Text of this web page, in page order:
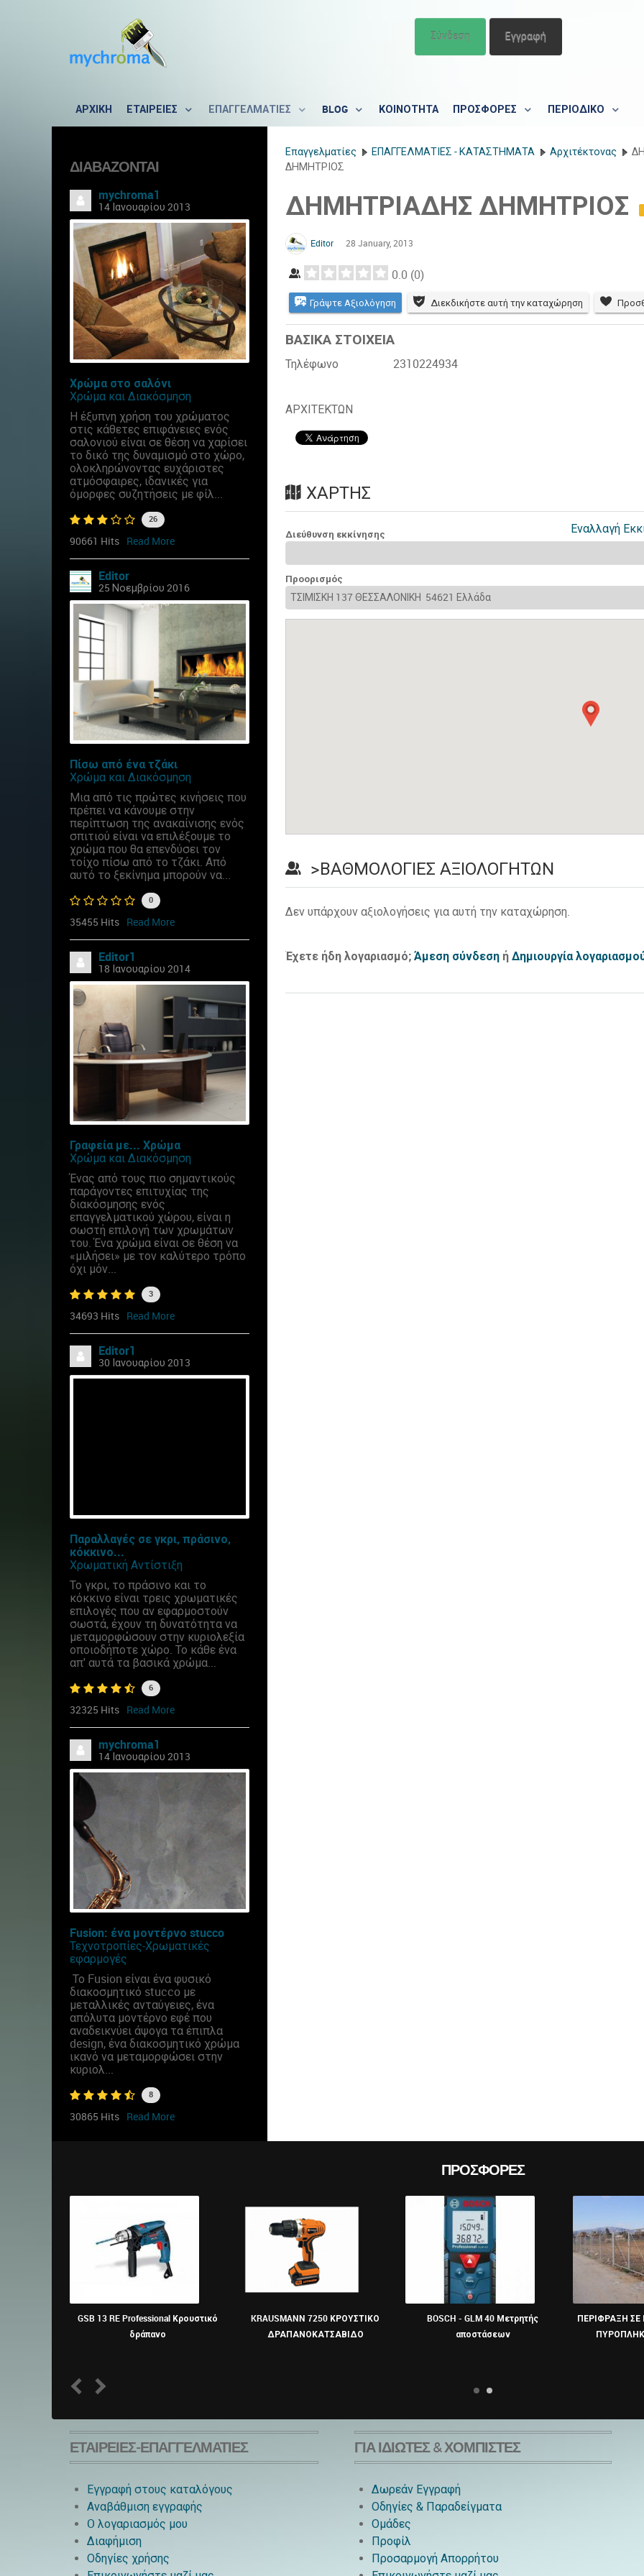
Σύνδεση Εγγραφή
ΑΡΧΙΚΗ ΕΤΑΙΡΕΙΕΣ ΕΠΑΓΓΕΛΜΑΤΙΕΣ BLOG ΚΟΙΝΟΤΗΤΑ ΠΡΟΣΦΟΡΕΣ ΠΕΡΙΟΔΙΚΟ
ΔΙΑΒΆΖΟΝΤΑΙ
mychroma1
14 Ιανουαρίου 2013
Χρώμα στο σαλόνι
Χρώμα και Διακόσμηση
Η έξυπνη χρήση του χρώματος
στις κάθετες επιφάνειες ενός
σαλονιού είναι σε θέση να χαρίσει
το δικό της δυναμισμό στο χώρο,
ολοκληρώνοντας ευχάριστες
ατμόσφαιρες, ιδανικές για
όμορφες συζητήσεις με φίλ...
26
90661 Hits Read More
Editor
25 Νοεμβρίου 2016
Πίσω από ένα τζάκι
Χρώμα και Διακόσμηση
Μια από τις πρώτες κινήσεις που
πρέπει να κάνουμε στην
περίπτωση της ανακαίνισης ενός
σπιτιού είναι να επιλέξουμε το
χρώμα που θα επενδύσει τον
τοίχο πίσω από το τζάκι. Από
αυτό το ξεκίνημα μπορούν να...
0
35455 Hits Read More
Editor1
18 Ιανουαρίου 2014
Γραφεία με... Χρώμα
Χρώμα και Διακόσμηση
Ένας από τους πιο σημαντικούς
παράγοντες επιτυχίας της
διακόσμησης ενός
επαγγελματικού χώρου, είναι η
σωστή επιλογή των χρωμάτων
του. Ένα χρώμα είναι σε θέση να
«μιλήσει» με τον καλύτερο τρόπο
όχι μόν...
3
34693 Hits Read More
Editor1
30 Ιανουαρίου 2013
Παραλλαγές σε γκρι, πράσινο,
κόκκινο...
Χρωματική Αντίστιξη
Το γκρι, το πράσινο και το
κόκκινο είναι τρεις χρωματικές
επιλογές που αν εφαρμοστούν
σωστά, έχουν τη δυνατότητα να
μεταμορφώσουν στην κυριολεξία
οποιοδήποτε χώρο. Το κάθε ένα
απ' αυτά τα βασικά χρώμα...
6
32325 Hits Read More
mychroma1
14 Ιανουαρίου 2013
Fusion: ένα μοντέρνο stucco
Τεχνοτροπίες-Χρωματικές
εφαρμογές
Το Fusion είναι ένα φυσικό
διακοσμητικό stucco με
μεταλλικές ανταύγειες, ένα
απόλυτα μοντέρνο εφέ που
αναδεικνύει άψογα τα έπιπλα
design, ένα διακοσμητικό χρώμα
ικανό να μεταμορφώσει στην
κυριολ...
8
30865 Hits Read More
Επαγγελματίες ΕΠΑΓΓΕΛΜΑΤΙΕΣ - ΚΑΤΑΣΤΗΜΑΤΑ Αρχιτέκτονας
ΔΗΜΗΤΡΙΟΣ
ΔΗΜΗΤΡΙΑΔΗΣ ΔΗΜΗΤΡΙΟΣ
Editor 28 January, 2013
0.0 (0)
Γράψτε Αξιολόγηση Διεκδικήστε αυτή την καταχώρηση
ΒΑΣΙΚΑ ΣΤΟΙΧΕΙΑ
Τηλέφωνο 2310224934
ΑΡΧΙΤΕΚΤΩΝ
ΧΆΡΤΗΣ
Εναλλαγή
Διεύθυνση εκκίνησης
Προορισμός
>ΒΑΘΜΟΛΟΓΊΕΣ ΑΞΙΟΛΟΓΗΤΏΝ
Δεν υπάρχουν αξιολογήσεις για αυτή την καταχώρηση.
Έχετε ήδη λογαριασμό; Άμεση σύνδεση ή Δημιουργία
ΠΡΟΣΦΟΡΈΣ
GSB 13 RE Professional Κρουστικό
δράπανο
KRAUSMANN 7250 ΚΡΟΥΣΤΙΚΟ
ΔΡΑΠΑΝΟΚΑΤΣΑΒΙΔΟ
BOSCH - GLM 40 Μετρητής
αποστάσεων
ΠΕΡΙΦΡΑΞΗ ΣΕ
ΕΤΑΙΡΕΊΕΣ-ΕΠΑΓΓΕΛΜΑΤΊΕΣ
Εγγραφή στους καταλόγους
Αναβάθμιση εγγραφής
O λογαριασμός μου
Διαφήμιση
Οδηγίες χρήσης
ΓΙΑ ΙΔΙΏΤΕΣ & ΧΟΜΠΊΣΤΕΣ
Δωρεάν Εγγραφή
Οδηγίες & Παραδείγματα
Ομάδες
Προφίλ
Προσαρμογή Απορρήτου